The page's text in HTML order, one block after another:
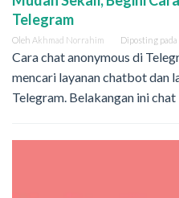
Telegram
Oleh Akhmad Norrahim Diposting pada
Cara chat anonymous di
mencari layanan chatbot dan
Telegram. Belakangan ini chat